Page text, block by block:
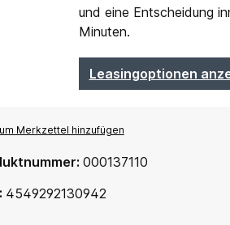
und eine Entscheidung
Minuten.
Leasingoptionen
Merkzettel hinzufügen
000137110
4549292130942